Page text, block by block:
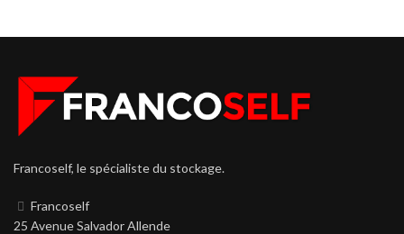
Francoself, le spécialiste du stockage.
Francoself
25 Avenue Salvador Allende